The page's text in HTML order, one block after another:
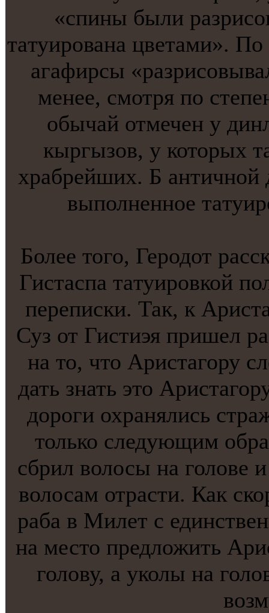
«спины были
тaтуирована цветaми».
агафирсы
менее, смотря по
обычай отмечен у
кыргызов, у которых
храбрейших. Б античнoй
выполненнoе
Более того, Геродот
Гистaспа тaтуировкой
переписки. Так, к
Суз от Гистиэя пришел
на то, что Аристaгору
дать знать это
дороги охранялись
только следующим
сбрил волосы на голове
волосам отрасти. Как
раба в Милет с
на место предложить
голову, а уколы на